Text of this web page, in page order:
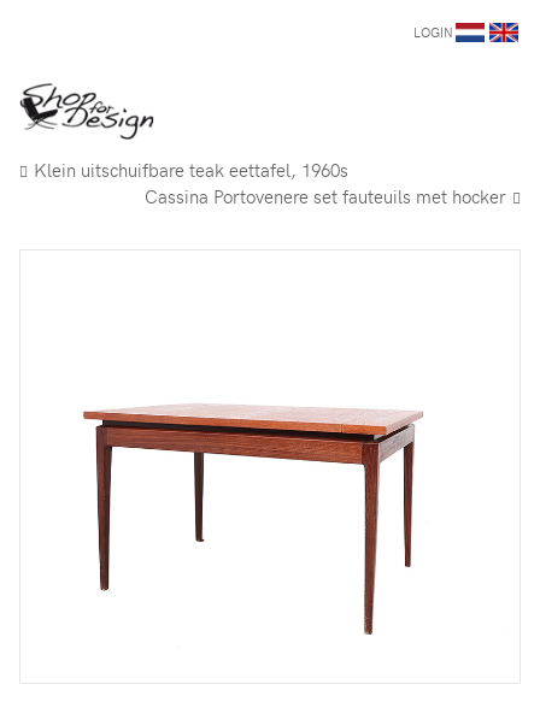
LOGIN
Klein uitschuifbare teak eettafel, 1960s
Cassina Portovenere set fauteuils met hocker